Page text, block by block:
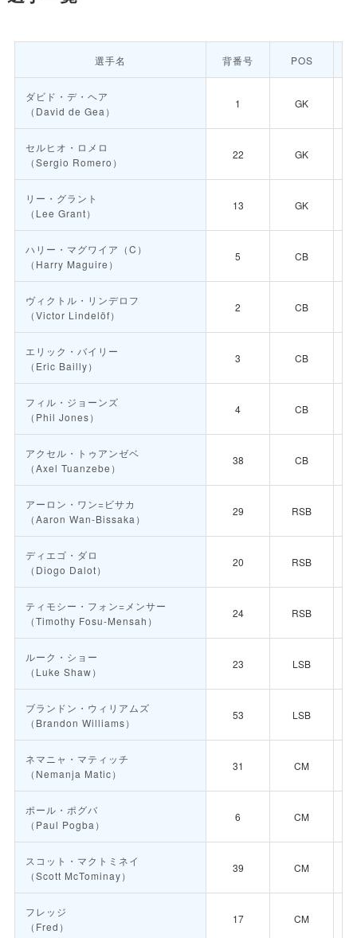
選手名 背番号 POS
ダビド・デ・ヘア
（David de Gea）
1 GK
セルヒオ・ロメロ
（Sergio Romero）
22 GK
リー・グラント
（Lee Grant）
13 GK
ハリー・マグワイア （C）
（Harry Maguire）
5 CB
ヴィクトル・リンデロフ
（Victor Lindelöf）
2 CB
エリック・バイリー
（Eric Bailly）
3 CB
フィル・ジョーンズ
（Phil Jones）
4 CB
アクセル・トゥアンゼベ
（Axel Tuanzebe）
38 CB
アーロン・ワン=ビサカ
（Aaron Wan-Bissaka）
29 RSB
ディエゴ・ダロ
（Diogo Dalot）
20 RSB
ティモシー・フォン=メンサー
（Timothy Fosu-Mensah）
24 RSB
ルーク・ショー
（Luke Shaw）
23 LSB
ブランドン・ウィリアムズ
（Brandon Williams）
53 LSB
ネマニャ・マティッチ
（Nemanja Matic）
31 CM
ポール・ポグバ
（Paul Pogba）
6 CM
スコット・マクトミネイ
（Scott McTominay）
39 CM
フレッジ
（Fred）
17 CM